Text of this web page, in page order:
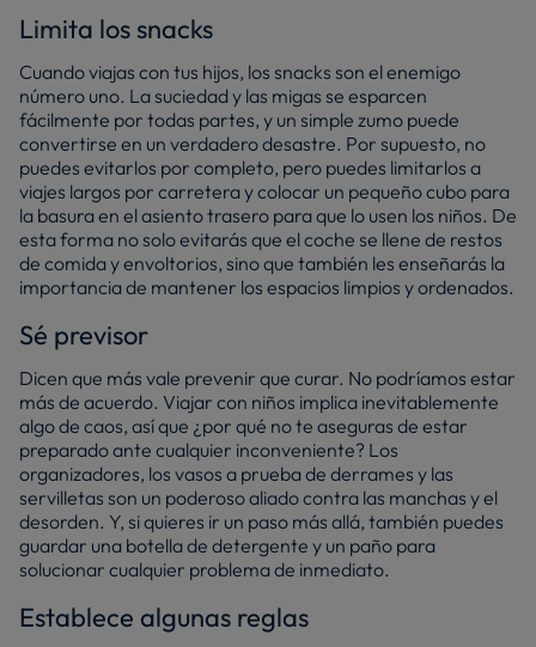
Limita lossnacks
Cuando viajas con tus hijos, los snacks son el enemigo
número uno. La suciedad y las migas se esparcen
fácilmente por todas partes, y un simple zumo puede
convertirse en un verdadero desastre. Por supuesto, no
puedes evitarlos por completo, pero puedes limitarlos a
viajes largos por carretera y colocar un pequeño cubo para
la basura en el asiento trasero para que lo usen los niños. De
esta forma no solo evitarás que el coche se llene de restos
de comida y envoltorios, sino que también les enseñarás la
importancia de mantener los espacios limpios y ordenados.
Sé previsor
Dicen que más vale prevenir que curar. No podríamos estar
más de acuerdo. Viajar con niños implica inevitablemente
algo de caos, así que ¿por qué no te aseguras de estar
preparado ante cualquier inconveniente? Los
organizadores, los vasos a prueba de derrames y las
servilletas son un poderoso aliado contra las manchas y el
desorden. Y, si quieres ir un paso más allá, también puedes
guardar una botella de detergente y un paño para
solucionar cualquier problema de inmediato.
Establece algunas reglas